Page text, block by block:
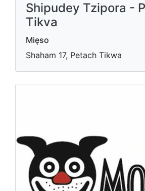
Shipudey Tzipora -
Tikva
Mięso
Shaham 17, Petach Tikwa